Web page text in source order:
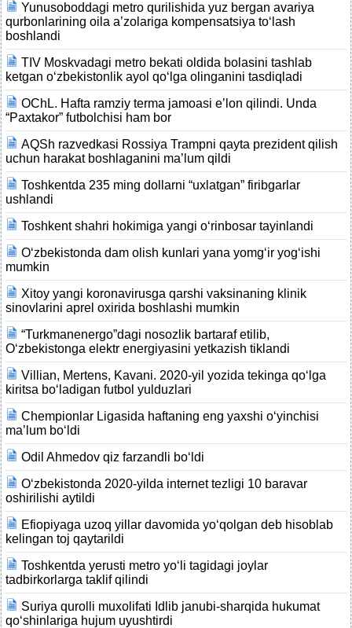
Yunusoboddagi metro qurilishida yuz bergan avariya
qurbonlarining oila a’zolariga kompensatsiya to‘lash
boshlandi
TIV Moskvadagi metro bekati oldida bolasini tashlab
ketgan o‘zbekistonlik ayol qo‘lga olinganini tasdiqladi
OChL. Hafta ramziy terma jamoasi e’lon qilindi. Unda
“Paxtakor” futbolchisi ham bor
AQSh razvedkasi Rossiya Trampni qayta prezident qilish
uchun harakat boshlaganini ma’lum qildi
Toshkentda 235 ming dollarni “uxlatgan” firibgarlar
ushlandi
Toshkent shahri hokimiga yangi o‘rinbosar tayinlandi
O‘zbekistonda dam olish kunlari yana yomg‘ir yog‘ishi
mumkin
Xitoy yangi koronavirusga qarshi vaksinaning klinik
sinovlarini aprel oxirida boshlashi mumkin
“Turkmanenergo”dagi nosozlik bartaraf etilib,
O‘zbekistonga elektr energiyasini yetkazish tiklandi
Villian, Mertens, Kavani. 2020-yil yozida tekinga qo‘lga
kiritsa bo‘ladigan futbol yulduzlari
Chempionlar Ligasida haftaning eng yaxshi o‘yinchisi
ma’lum bo‘ldi
Odil Ahmedov qiz farzandli bo‘ldi
O‘zbekistonda 2020-yilda internet tezligi 10 baravar
oshirilishi aytildi
Efiopiyaga uzoq yillar davomida yo‘qolgan deb hisoblab
kelingan toj qaytarildi
Toshkentda yerusti metro yo‘li tagidagi joylar
tadbirkorlarga taklif qilindi
Suriya qurolli muxolifati Idlib janubi-sharqida hukumat
qo‘shinlariga hujum uyushtirdi